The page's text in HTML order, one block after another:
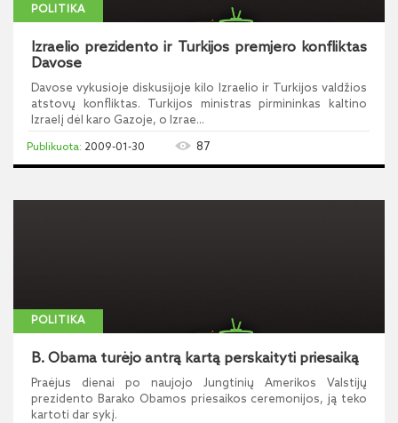
POLITIKA
Izraelio prezidento ir Turkijos premjero konfliktas
Davose
Davose vykusioje diskusijoje kilo Izraelio ir Turkijos valdžios
atstovų konfliktas. Turkijos ministras pirmininkas kaltino
Izraelį dėl karo Gazoje, o Izrae...
2009-01-30 87
POLITIKA
B. Obama turėjo antrą kartą perskaityti priesaiką
Praėjus dienai po naujojo Jungtinių Amerikos Valstijų
prezidento Barako Obamos priesaikos ceremonijos, ją teko
kartoti dar sykį.